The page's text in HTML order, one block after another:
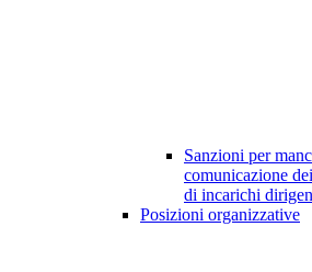
Sanzioni per
comunicazione
di incarichi
Posizioni organizzative